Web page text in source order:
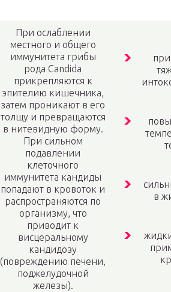
При ослаблении
местного и общего
иммунитета грибы
рода Candida
прикрепляются к
эпителию кишечника,
затем проникают в его
толщу и превращаются
в нитевидную форму.
При сильном
подавлении
клеточного
иммунитета кандиды
попадают в кровоток и
распространяются по
организму, что
приводит к
висцеральному
кандидозу
(повреждению печени,
поджелудочной
железы).
в